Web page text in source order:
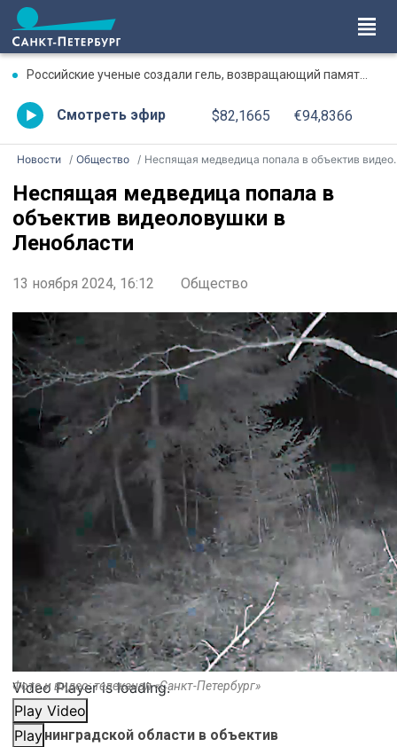
Российские ученые создали гель, возвращающий память после травмы
Смотреть эфир $82,1665 €94,8366
Новости Общество Неспящая медведица попала в объектив видеоловушки в Ленобласти
Неспящая медведица попала в
объектив видеоловушки в
Ленобласти
13 ноября 2024, 16:12 Общество
Video Player is loading.
Play Video
Play
Фото и видео: телеканал «Санкт-Петербург»
В Ленинградской области в объектив